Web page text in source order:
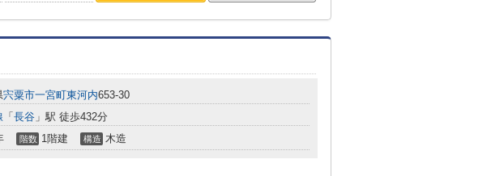
宍粟市一宮町東河内653-30
「 長谷 」駅 徒歩432分
階数 1階建 構造 木造